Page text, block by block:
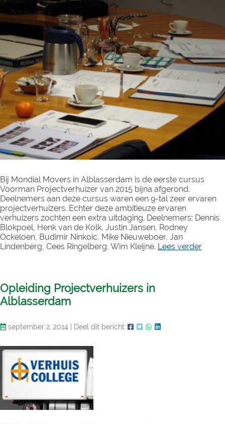
Bij Mondial Movers in Alblasserdam is de eerste cursus
Voorman Projectverhuizer van 2015 bijna afgerond.
Deelnemers aan deze cursus waren een 9-tal zeer ervaren
projectverhuizers. Echter deze ambitieuze ervaren
verhuizers zochten een extra uitdaging. Deelnemers: Dennis
Blokpoel, Henk van de Kolk, Justin Jansen, Rodney
Ockeloen, Budimir Ninkoic, Mike Nieuweboer, Jan
Lindenberg, Cees Ringelberg, Wim Kleijne. Lees verder
Opleiding Projectverhuizers in
Alblasserdam
september 2, 2014 Deel dit bericht: